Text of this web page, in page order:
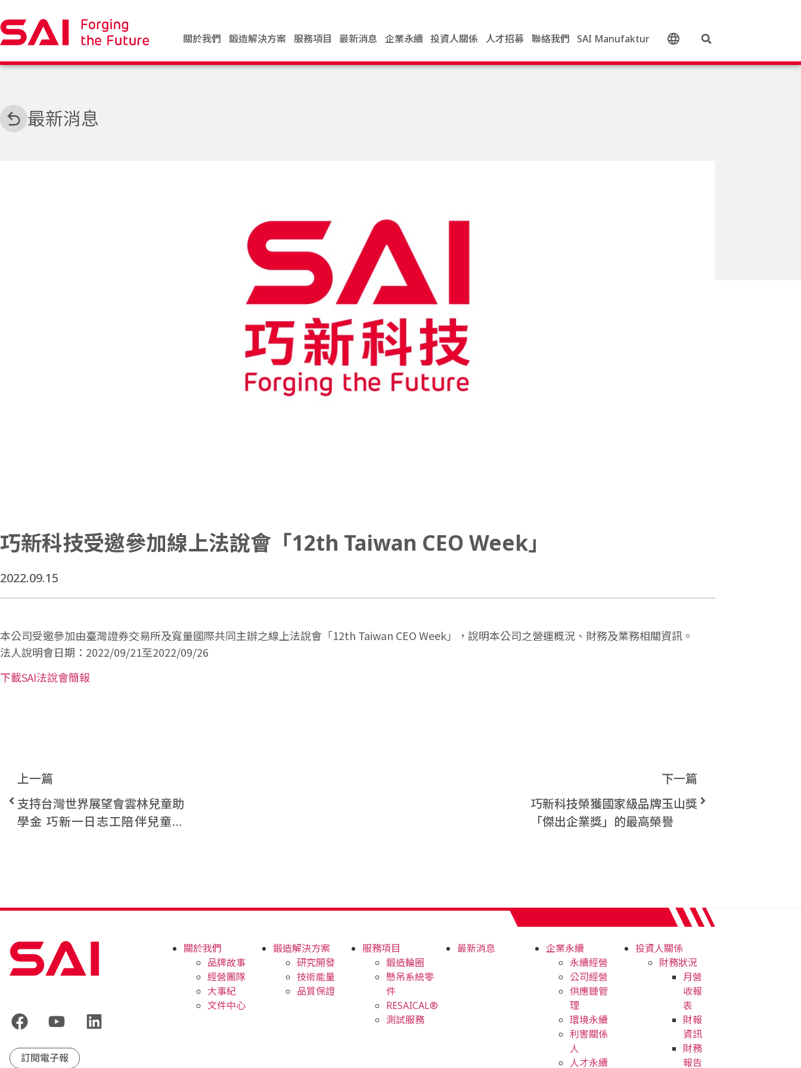
關於我們 鍛造解決方案 服務項目 最新消息 企業永續 投資人關係 人才招募 聯絡我們 SAI Manufaktur 中文 (台灣)
最新消息
巧新科技受邀參加線上法說會「12th Taiwan CEO Week」
2022.09.15
本公司受邀參加由臺灣證券交易所及寬量國際共同主辦之線上法說會「12th Taiwan CEO Week」，說明本公司之營運概況、財務及業務相關資訊。
法人說明會日期：2022/09/21至2022/09/26
下載SAI法說會簡報
上一篇
支持台灣世界展望會雲林兒童助
學金 巧新一日志工陪伴兒童共
下一篇
巧新科技榮獲國家級品牌玉山獎
「傑出企業獎」的最高榮譽
訂閱電子報
關於我們
品牌故事
經營團隊
大事紀
文件中心
鍛造解決方案
研究開發
技術能量
品質保證
服務項目
鍛造輪圈
懸吊系統零
件
RESAICAL®
測試服務
最新消息
企業永續
永續經營
公司經營
供應鏈管
理
環境永續
利害關係
人
人才永續
投資人關係
財務狀況
月營
收報
表
財報
資訊
財務
報告